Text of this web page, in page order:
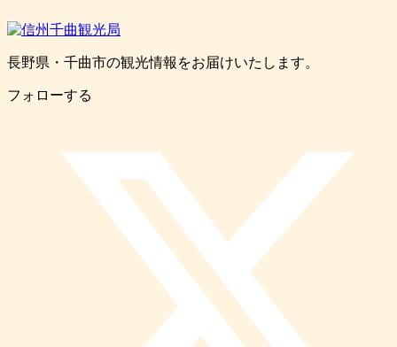
長野県・千曲市の観光情報をお届けいたします。
フォローする